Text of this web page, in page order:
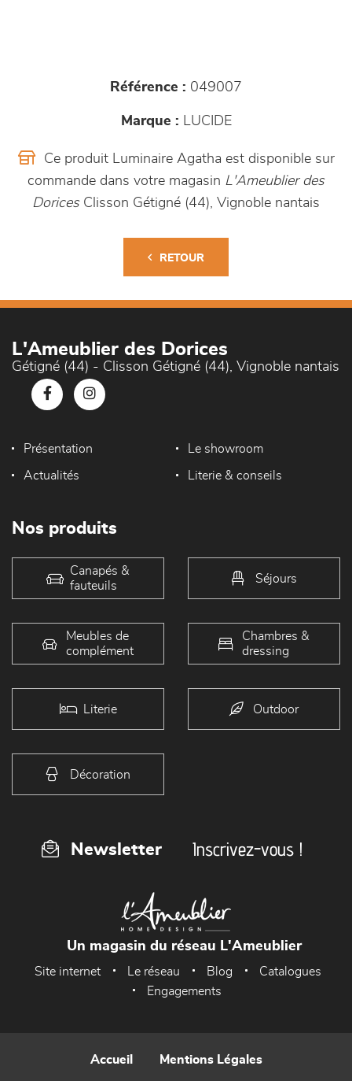
Référence : 049007
Marque : LUCIDE
Ce produit Luminaire Agatha est disponible sur
commande dans votre magasin L'Ameublier des
DoricesClisson Gétigné (44), Vignoble nantais
RETOUR
L'Ameublier des Dorices
Gétigné (44) - Clisson Gétigné (44), Vignoble nantais
Présentation Le showroom
Actualités Literie & conseils
Nos produits
Canapés &
fauteuils
Séjours
Meubles de
complément
Chambres &
dressing
Literie Outdoor
Décoration
Newsletter Inscrivez-vous !
Un magasin du réseau L'Ameublier
Site internet Le réseau Blog
Catalogues
Engagements
Accueil Mentions Légales